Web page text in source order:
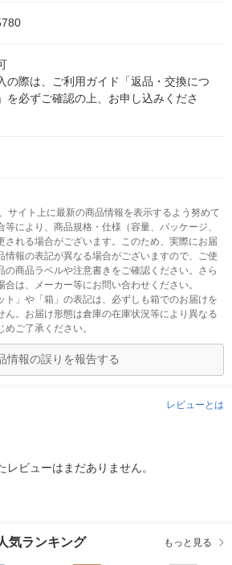
の際は、ご利用ガイド「返品・交換につ
を必ずご確認の上、お申し込みくださ
サイト上に最新の商品情報を表示するよう努めて
により、商品規格・仕様（容量、パッケージ、
される場合がございます。このため、実際にお届
情報の表記が異なる場合がございますので、ご使
の商品ラベルや注意書きをご確認ください。さら
は、メーカー等にお問い合わせください。
ト」や「箱」の表記は、必ずしも箱でのお届けを
ん。お届け形態は倉庫の在庫状況等により異なる
ご了承ください。
情報の誤りを報告する
レビューとは
レビューはまだありません。
気ランキング もっと見る